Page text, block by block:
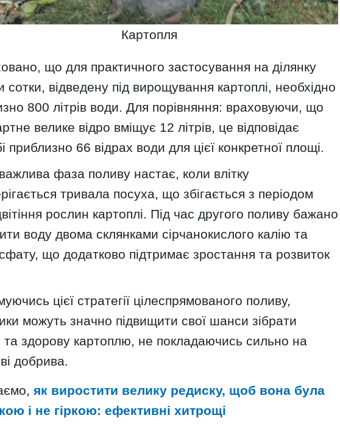
Картопля
що для практичного застосування на ділянку
сотки, відведену під вирощування картоплі, необхідно
800 літрів води. Для порівняння: враховуючи, що
велике відро вміщує 12 літрів, це відповідає
приблизно 66 відрах води для цієї конкретної площі.
фаза поливу настає, коли влітку
тривала посуха, що збігається з періодом
рослин картоплі. Під час другого поливу бажано
воду двома склянками сірчанокислого калію та
що додатково підтримає зростання та розвиток
цієї стратегії цілеспрямованого поливу,
можуть значно підвищити свої шанси зібрати
та здорову картоплю, не покладаючись сильно на
добрива.
як виростити велику редиску, щоб вона була
і не гіркою: ефективні хитрощі